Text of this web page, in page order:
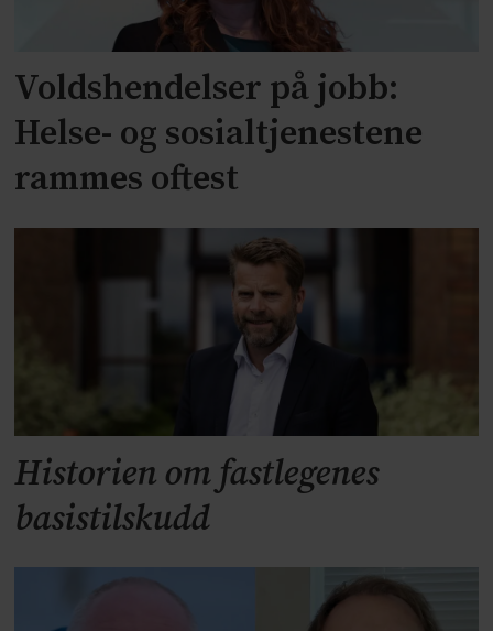
Voldshendelser på jobb:
Helse- og sosialtjenestene
rammes oftest
Historien om fastlegenes
basistilskudd